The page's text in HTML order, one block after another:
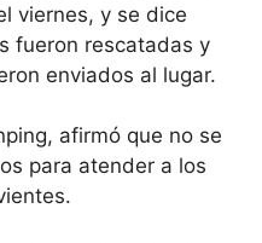
viernes, y se dice
fueron rescatadas y
enviados al lugar.
afirmó que no se
para atender a los